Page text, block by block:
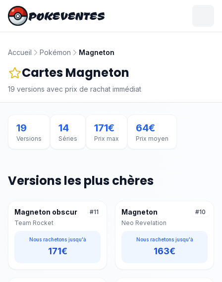
POKEVENTES
Accueil Pokémon Magneton
CartesMagneton
19 versions avec prix de rachat immédiat
19
Versions
14
Séries
171€
Prix max
64€
Prix moyen
Versions les plus chères
#11
Magneton obscur
Team Rocket
Nous rachetons jusqu'à
171€
#10
Magneton
Neo Revelation
Nous rachetons jusqu'à
163€